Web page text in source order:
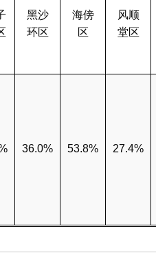
黑沙
环区
海傍
区
风顺
堂区
36.0% 53.8% 27.4%